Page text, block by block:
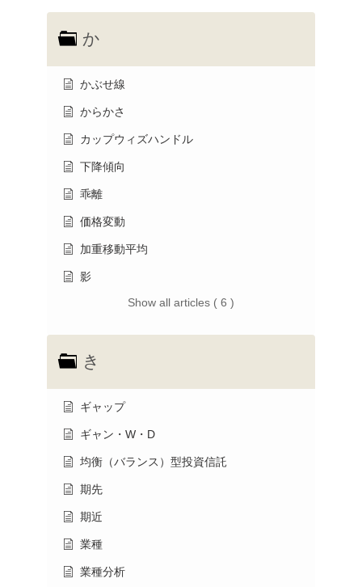
か
かぶせ線
からかさ
カップウィズハンドル
下降傾向
乖離
価格変動
加重移動平均
影
Show all articles ( 6 )
き
ギャップ
ギャン・W・D
均衡（バランス）型投資信託
期先
期近
業種
業種分析